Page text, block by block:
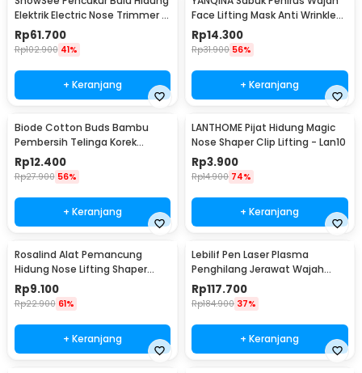
Elektrik Electric Nose Trimmer -
C1-BK
Rp61.700
Rp102.900 41%
+ Keranjang
Face Lifting Mask Anti Wrinkle
Belt - TZ19
Rp14.300
Rp31.900 56%
+ Keranjang
Biode Cotton Buds Bambu
Pembersih Telinga Korek
Kuping 200 PCS - BD277
Rp12.400
Rp27.900 56%
+ Keranjang
LANTHOME Pijat Hidung Magic
Nose Shaper Clip Lifting - Lan10
Rp3.900
Rp14.900 74%
+ Keranjang
Rosalind Alat Pemancung
Hidung Nose Lifting Shaper
Correction - D-16
Rp9.100
Rp22.900 61%
+ Keranjang
Lebilif Pen Laser Plasma
Penghilang Jerawat Wajah
Dark Spot 5.5W - JT75
Rp117.700
Rp184.900 37%
+ Keranjang